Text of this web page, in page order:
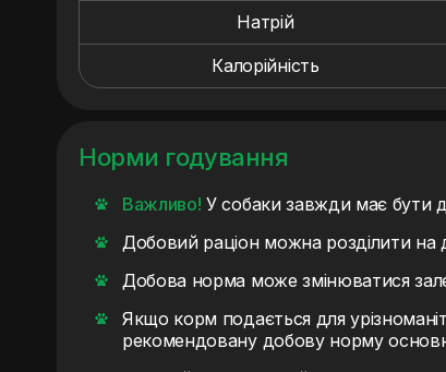
Натрій
Калорійність
Норми годування
Важливо! У собаки завжди має бути
Добовий раціон можна розділити на
Добова норма може змінюватися
Якщо корм подається для
рекомендовану добову норму